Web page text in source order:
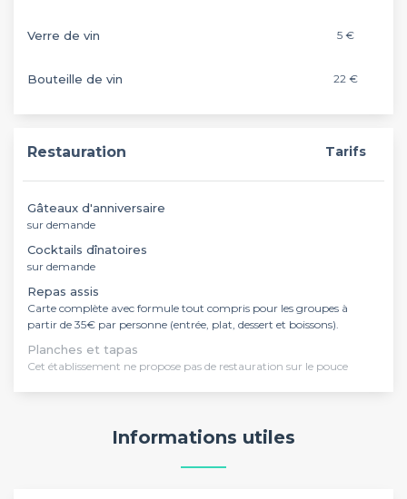
Verre de vin 5 €
Bouteille de vin 22 €
Restauration Tarifs
Gâteaux d'anniversaire
sur demande
Cocktails dînatoires
sur demande
Repas assis
Carte complète avec formule tout compris pour les groupes à
partir de 35€ par personne (entrée, plat, dessert et boissons).
Planches et tapas
Cet établissement ne propose pas de restauration sur le pouce
Informations utiles